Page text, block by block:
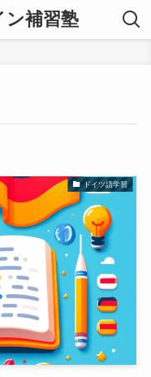
ン補習塾
ドイツ語学習